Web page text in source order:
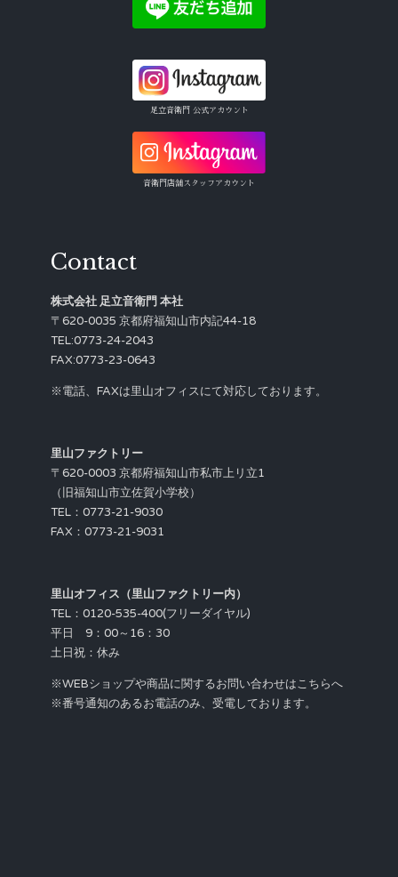
足立音衛門 公式アカウント
音衛門店舗スタッフアカウント
Contact
株式会社 足立音衛門 本社
〒620-0035 京都府福知山市内記44-18
TEL:0773-24-2043
FAX:0773-23-0643
※電話、FAXは里山オフィスにて対応しております。
里山ファクトリー
〒620-0003 京都府福知山市私市上リ立1
（旧福知山市立佐賀小学校）
TEL：0773-21-9030
FAX：0773-21-9031
里山オフィス（里山ファクトリー内）
TEL：0120-535-400(フリーダイヤル)
平日 9：00～16：30
土日祝：休み
※WEBショップや商品に関するお問い合わせはこちらへ
※番号通知のあるお電話のみ、受電しております。